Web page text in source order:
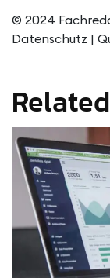
© 2024
Datenschutz |